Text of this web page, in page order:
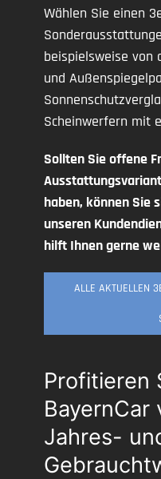
Wählen Sie einen
beispielsweise von
und
Scheinwerfern mit
Sollten Sie offene
haben, können Sie
unseren
hilft Ihnen gerne
ALLE AKTUELLEN
Profitieren
BayernCar
Jahres-